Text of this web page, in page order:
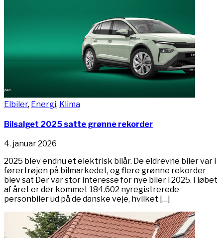
Elbiler, Energi, Klima
Bilsalget 2025 satte grønne rekorder
4. januar 2026
2025 blev endnu et elektrisk bilår. De eldrevne biler var i
førertrøjen på bilmarkedet, og flere grønne rekorder
blev sat Der var stor interesse for nye biler i 2025. I løbet
af året er der kommet 184.602 nyregistrerede
personbiler ud på de danske veje, hvilket […]